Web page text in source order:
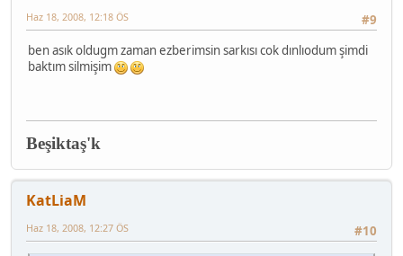
#9
Haz 18, 2008, 12:18 ÖS
ben asık oldugm zaman ezberimsin sarkısı cok dınlıodum şimdi
baktım silmişim
Beşiktaş'k
KatLiaM
#10
Haz 18, 2008, 12:27 ÖS